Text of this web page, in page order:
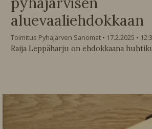
aluevaaliehdokkaan
Toimitus Pyhäjärven Sanomat 17.2.2025
Raija Leppäharju on ehdokkaana